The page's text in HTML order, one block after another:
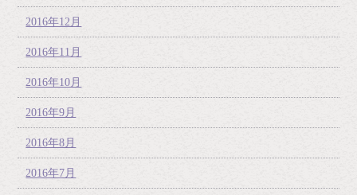
2016年12月
2016年11月
2016年10月
2016年9月
2016年8月
2016年7月